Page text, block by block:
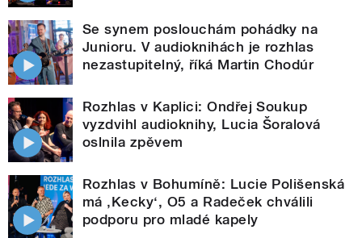
Se synem poslouchám pohádky na
Junioru. V audioknihách je rozhlas
nezastupitelný, říká Martin Chodúr
Rozhlas v Kaplici: Ondřej Soukup
vyzdvihl audioknihy, Lucia Šoralová
oslnila zpěvem
Rozhlas v Bohumíně: Lucie Polišenská
má ‚Kecky‘, O5 a Radeček chválili
podporu pro mladé kapely